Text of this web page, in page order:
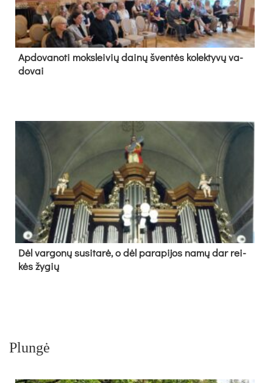
Ap­do­va­no­ti moks­lei­vių dai­nų šven­tės ko­lek­ty­vų va­
do­vai
Dėl var­go­nų su­si­ta­rė, o dėl pa­ra­pi­jos na­mų dar rei­
kės žy­gių
Plungė